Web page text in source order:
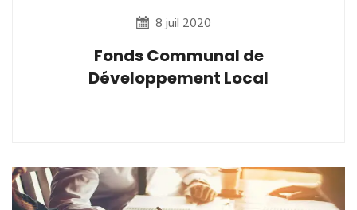
8 juil 2020
Fonds Communal de
Développement Local